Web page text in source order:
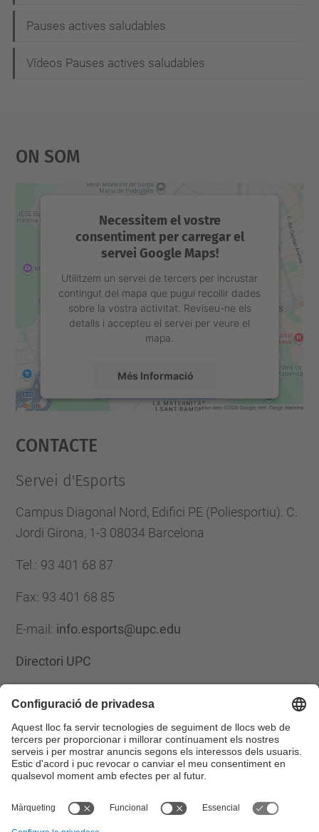
g
a
i
Pauses actives saludables
Vídeos Pauses actives saludables
On Som
Necessitem el vostre
consentiment per carregar el
servei Google Maps!
Utilitzem un servei de tercers per incrustar
contingut del mapa que pugui recollir dades
sobre la vostra activitat. Reviseu-ne els
detalls i accepteu el servei per veure el
mapa.
Més Informació
Accepta
powered by
Contacte
Servei d'Esports
Campus Diagonal Nord, Edifici PE (Poliesportiu). C.
Jordi Girona, 1-3 08034 Barcelona
Tel. : 93 401 68 87
Fax: 93 401 68 85
E-mail : info.esports@upc.edu
Directori UPC
Llista Xarxes Socials